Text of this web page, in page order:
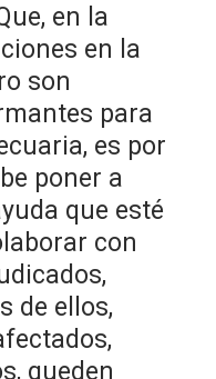
la
en la
son
para
es por
poner a
que esté
con
de ellos,
queden